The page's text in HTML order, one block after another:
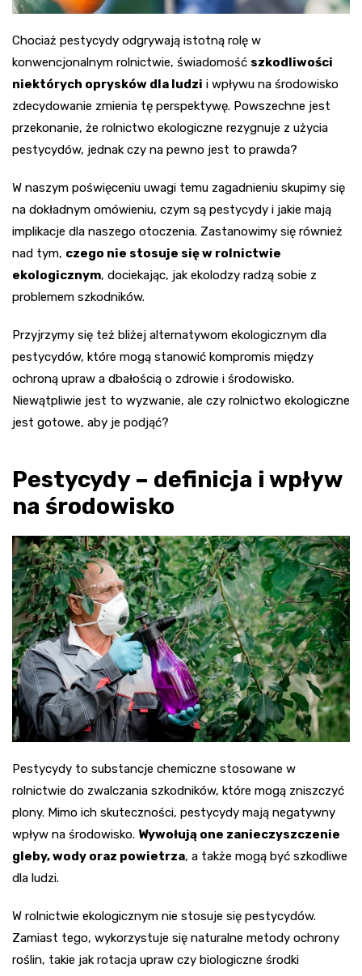
Chociaż pestycydy odgrywają istotną rolę w
konwencjonalnym rolnictwie, świadomość szkodliwości
niektórych oprysków dla ludzi i wpływu na środowisko
zdecydowanie zmienia tę perspektywę. Powszechne jest
przekonanie, że rolnictwo ekologiczne rezygnuje z użycia
pestycydów, jednak czy na pewno jest to prawda?
W naszym poświęceniu uwagi temu zagadnieniu skupimy się
na dokładnym omówieniu, czym są pestycydy i jakie mają
implikacje dla naszego otoczenia. Zastanowimy się również
nad tym, czego nie stosuje się w rolnictwie
ekologicznym, dociekając, jak ekolodzy radzą sobie z
problemem szkodników.
Przyjrzymy się też bliżej alternatywom ekologicznym dla
pestycydów, które mogą stanowić kompromis między
ochroną upraw a dbałością o zdrowie i środowisko.
Niewątpliwie jest to wyzwanie, ale czy rolnictwo ekologiczne
jest gotowe, aby je podjąć?
Pestycydy – definicja i wpływ
na środowisko
Pestycydy to substancje chemiczne stosowane w
rolnictwie do zwalczania szkodników, które mogą zniszczyć
plony. Mimo ich skuteczności, pestycydy mają negatywny
wpływ na środowisko. Wywołują one zanieczyszczenie
gleby, wody oraz powietrza, a także mogą być szkodliwe
dla ludzi.
W rolnictwie ekologicznym nie stosuje się pestycydów.
Zamiast tego, wykorzystuje się naturalne metody ochrony
roślin, takie jak rotacja upraw czy biologiczne środki